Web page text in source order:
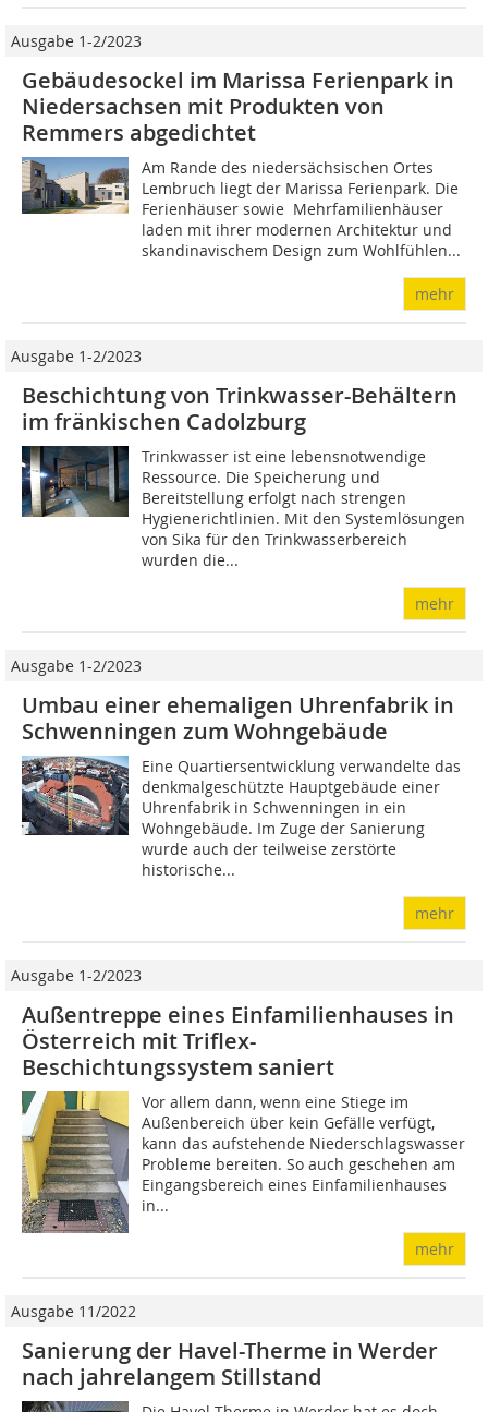
Ausgabe 1-2/2023
Gebäudesockel im Marissa Ferienpark in
Niedersachsen mit Produkten von
Remmers abgedichtet
Am Rande des niedersächsischen Ortes
Lembruch liegt der Marissa Ferienpark. Die
Ferienhäuser sowie Mehrfamilienhäuser
laden mit ihrer modernen Architektur und
skandinavischem Design zum Wohlfühlen...
mehr
Ausgabe 1-2/2023
Beschichtung von Trinkwasser-Behältern
im fränkischen Cadolzburg
Trinkwasser ist eine lebensnotwendige
Ressource. Die Speicherung und
Bereitstellung erfolgt nach strengen
Hygienerichtlinien. Mit den Systemlösungen
von Sika für den Trinkwasserbereich
wurden die...
mehr
Ausgabe 1-2/2023
Umbau einer ehemaligen Uhrenfabrik in
Schwenningen zum Wohngebäude
Eine Quartiersentwicklung verwandelte das
denkmalgeschützte Hauptgebäude einer
Uhrenfabrik in Schwenningen in ein
Wohngebäude. Im Zuge der Sanierung
wurde auch der teilweise zerstörte
historische...
mehr
Ausgabe 1-2/2023
Außentreppe eines Einfamilienhauses in
Österreich mit Triflex-
Beschichtungssystem saniert
Vor allem dann, wenn eine Stiege im
Außenbereich über kein Gefälle verfügt,
kann das aufstehende Niederschlagswasser
Probleme bereiten. So auch geschehen am
Eingangsbereich eines Einfamilienhauses
in...
mehr
Ausgabe 11/2022
Sanierung der Havel-Therme in Werder
nach jahrelangem Stillstand